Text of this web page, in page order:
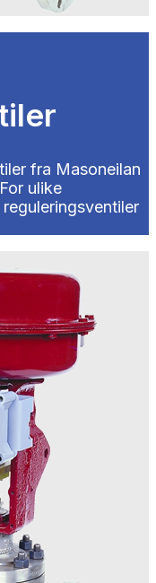
fra Masoneilan
ulike